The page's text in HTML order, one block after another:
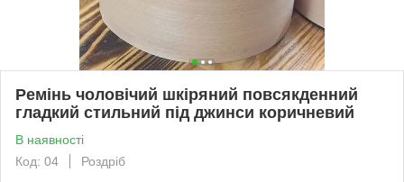
Ремінь чоловічий шкіряний повсякденний
гладкий стильний під джинси коричневий
В наявності
Код: 04
Роздріб